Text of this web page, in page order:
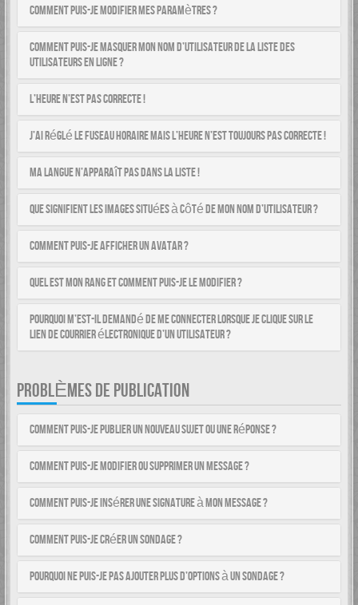
Comment puis-je modifier mes paramètres ?
Comment puis-je masquer mon nom d’utilisateur de la liste des
utilisateurs en ligne ?
L’heure n’est pas correcte !
J’ai réglé le fuseau horaire mais l’heure n’est toujours pas correcte !
Ma langue n’apparaît pas dans la liste !
Que signifient les images situées à côté de mon nom d’utilisateur ?
Comment puis-je afficher un avatar ?
Quel est mon rang et comment puis-je le modifier ?
Pourquoi m’est-il demandé de me connecter lorsque je clique sur le
lien de courrier électronique d’un utilisateur ?
PROBLÈMES DE PUBLICATION
Comment puis-je publier un nouveau sujet ou une réponse ?
Comment puis-je modifier ou supprimer un message ?
Comment puis-je insérer une signature à mon message ?
Comment puis-je créer un sondage ?
Pourquoi ne puis-je pas ajouter plus d’options à un sondage ?